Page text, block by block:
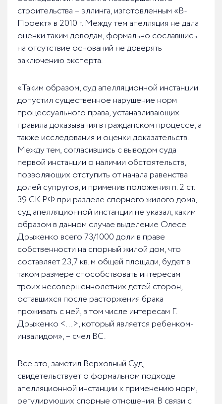
строительства – эллинга, изготовленным «В-
Проект» в 2010 г. Между тем апелляция не дала
оценки таким доводам, формально сославшись
на отсутствие оснований не доверять
заключению эксперта.
«Таким образом, суд апелляционной инстанции
допустил существенное нарушение норм
процессуального права, устанавливающих
правила доказывания в гражданском процессе, а
также исследования и оценки доказательств.
Между тем, согласившись с выводом суда
первой инстанции о наличии обстоятельств,
позволяющих отступить от начала равенства
долей супругов, и применив положения п. 2 ст.
39 СК РФ при разделе спорного жилого дома,
суд апелляционной инстанции не указал, каким
образом в данном случае выделение Олесе
Дрыженко всего 73/1000 доли в праве
собственности на спорный жилой дом, что
составляет 23,7 кв. м общей площади, будет в
таком размере способствовать интересам
троих несовершеннолетних детей сторон,
оставшихся после расторжения брака
проживать с ней, в том числе интересам Г.
Дрыженко <…>, который является ребенком-
инвалидом», – счел ВС.
Все это, заметил Верховный Суд,
свидетельствует о формальном подходе
апелляционной инстанции к применению норм,
регулирующих спорные отношения. В связи с